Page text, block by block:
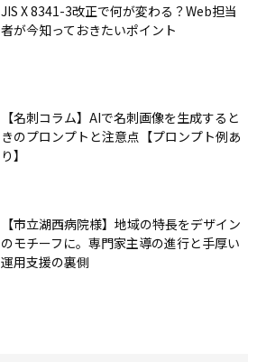
JIS X 8341-3改正で何が変わる？Web担当
者が今知っておきたいポイント
【名刺コラム】AIで名刺画像を生成すると
きのプロンプトと注意点【プロンプト例あ
り】
【市立湖西病院様】地域の特長をデザイン
のモチーフに。専門家主導の進行と手厚い
運用支援の裏側